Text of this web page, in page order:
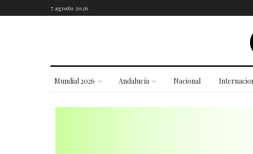
7 agosto 2026
Mundial 2026 Andalucía Nacional